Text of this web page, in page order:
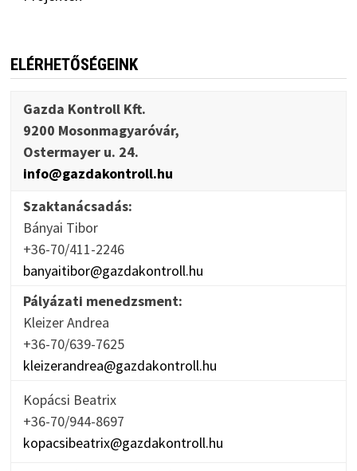
ELÉRHETŐSÉGEINK
Gazda Kontroll Kft.
9200 Mosonmagyaróvár,
Ostermayer u. 24.
info@gazdakontroll.hu
Szaktanácsadás:
Bányai Tibor
+36-70/411-2246
banyaitibor@gazdakontroll.hu
Pályázati menedzsment:
Kleizer Andrea
+36-70/639-7625
kleizerandrea@gazdakontroll.hu
Kopácsi Beatrix
+36-70/944-8697
kopacsibeatrix@gazdakontroll.hu